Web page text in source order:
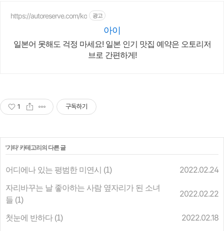
https://autoreserve.com/ko 광고
아이
일본어 못해도 걱정 마세요! 일본 인기 맛집 예약은 오토리저
브로 간편하게!
1 구독하기
'기타' 카테고리의 다른 글
어디에나 있는 평범한 미연시 (1)
2022.02.24
자리바꾸는 날 좋아하는 사람 옆자리가 된 소녀
들 (1)
2022.02.22
첫눈에 반하다 (1) 2022.02.18